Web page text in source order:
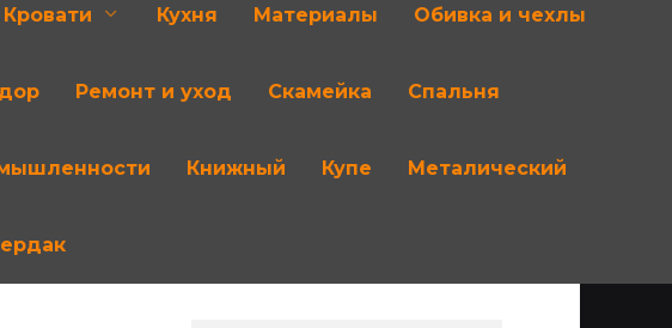
Кровати Кухня Материалы Обивка и чехлы
Ремонт и уход Скамейка Спальня
Книжный Купе Металический